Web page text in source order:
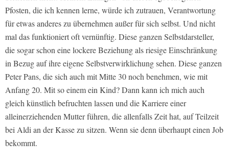
Pfosten, die ich kennen lerne, würde ich zutrauen, Verantwortung
für etwas anderes zu übernehmen außer für sich selbst. Und nicht
mal das funktioniert oft vernünftig. Diese ganzen Selbstdarsteller,
die sogar schon eine lockere Beziehung als riesige Einschränkung
in Bezug auf ihre eigene Selbstverwirklichung sehen. Diese ganzen
Peter Pans, die sich auch mit Mitte 30 noch benehmen, wie mit
Anfang 20. Mit so einem ein Kind? Dann kann ich mich auch
gleich künstlich befruchten lassen und die Karriere einer
alleinerziehenden Mutter führen, die allenfalls Zeit hat, auf Teilzeit
bei Aldi an der Kasse zu sitzen. Wenn sie denn überhaupt einen Job
bekommt.